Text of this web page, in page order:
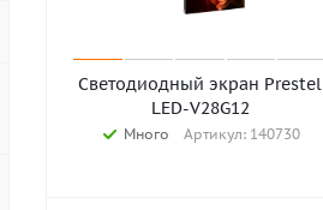
Светодиодный экран Prestel
LED-V28G12
Много Артикул: 140730